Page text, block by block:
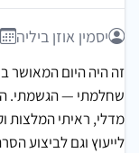
יסמין אוזן ביליה
זה היה היום המאושר
שחלמתי — הגשמתי.
מדלי, ראיתי המלצות
לייעוץ וגם לביצוע